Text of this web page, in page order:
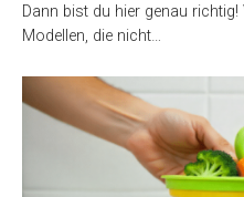
Dann bist du hier genau
Modellen, die nicht…